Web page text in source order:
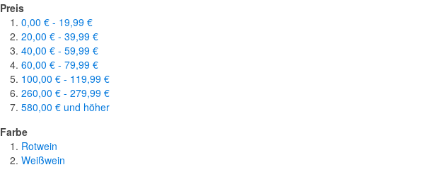
Preis
0,00 € - 19,99 €
20,00 € - 39,99 €
40,00 € - 59,99 €
60,00 € - 79,99 €
100,00 € - 119,99 €
260,00 € - 279,99 €
580,00 € und höher
Farbe
Rotwein
Weißwein